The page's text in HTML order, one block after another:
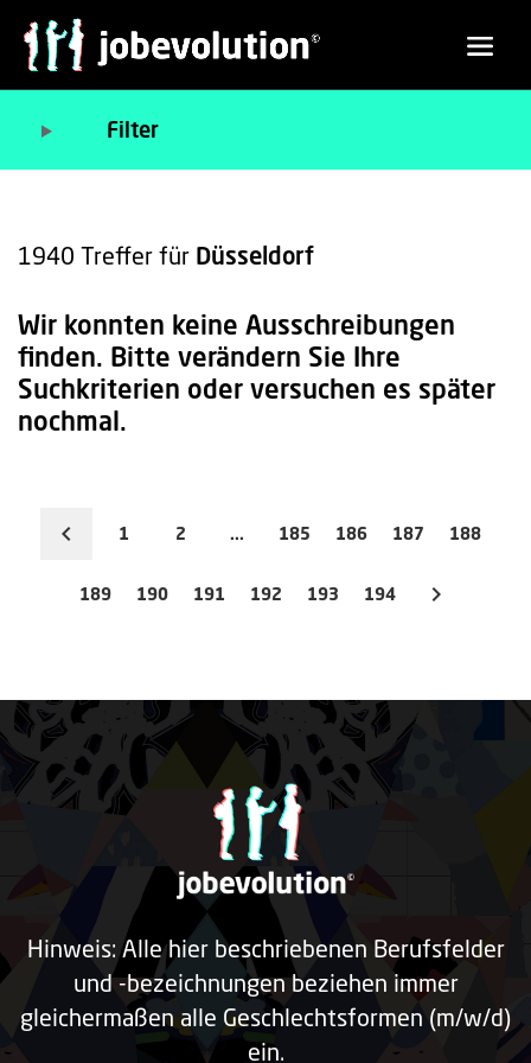
Filter
1940 Treffer für Düsseldorf
Wir konnten keine Ausschreibungen
finden. Bitte verändern Sie Ihre
Suchkriterien oder versuchen es später
nochmal.
1 2 ... 185 186 187 188
189 190 191 192 193 194
Hinweis: Alle hier beschriebenen Berufsfelder
und -bezeichnungen beziehen immer
gleichermaßen alle Geschlechtsformen (m/w/d)
ein.